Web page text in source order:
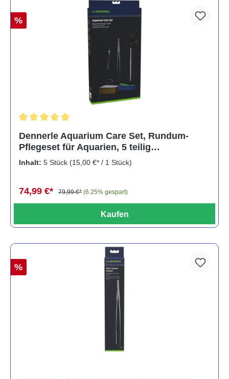
%
Dennerle Aquarium Care Set, Rundum-
Pflegeset für Aquarien, 5 teilig
(Auslaufartikel)
Inhalt: 5 Stück (15,00 €* / 1 Stück)
74,99 €* 79,99 €* (6.25% gespart)
Kaufen
%